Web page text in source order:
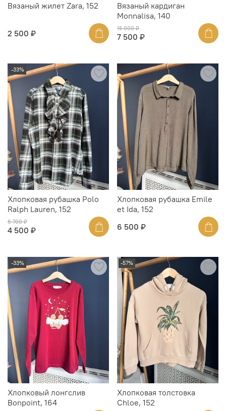
Вязаный жилет Zara, 152
2 500 ₽
Вязаный кардиган
Monnalisa, 140
15 000 ₽
7 500 ₽
-33%
Хлопковая рубашка Polo
Ralph Lauren, 152
6 700 ₽
4 500 ₽
Хлопковая рубашка Emile
et Ida, 152
6 500 ₽
-33%
Хлопковый лонгслив
Bonpoint, 164
-57%
Хлопковая толстовка
Chloe, 152